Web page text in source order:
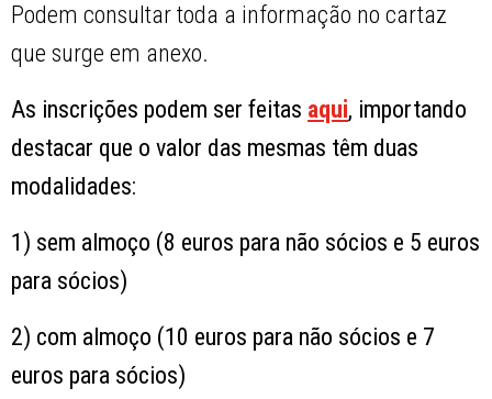
Podem consultar toda a informação no cartaz
que surge em anexo.
As inscrições podem ser feitas aqui, importando
destacar que o valor das mesmas têm duas
modalidades:
1) sem almoço (8 euros para não sócios e 5 euros
para sócios)
2) com almoço (10 euros para não sócios e 7
euros para sócios)